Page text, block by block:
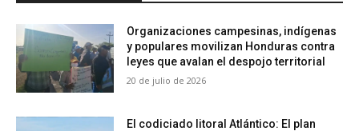
Organizaciones campesinas, indígenas
y populares movilizan Honduras contra
leyes que avalan el despojo territorial
20 de julio de 2026
El codiciado litoral Atlántico: El plan